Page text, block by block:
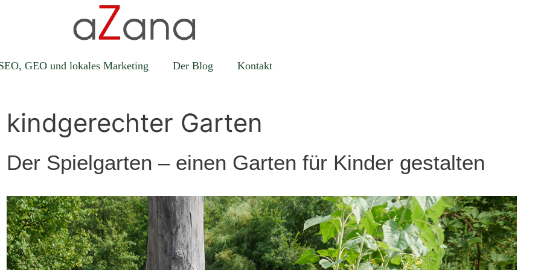
GEO und lokales Marketing Der Blog Kontakt
kindgerechter Garten
Der Spielgarten – einen Garten für Kinder gestalten